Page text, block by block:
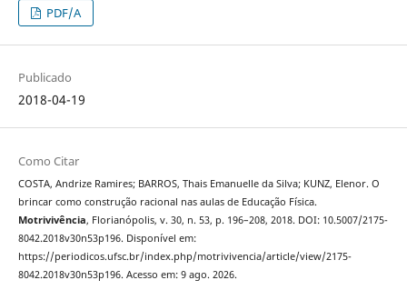
PDF/A
Publicado
2018-04-19
Como Citar
COSTA, Andrize Ramires; BARROS, Thais Emanuelle da Silva; KUNZ, Elenor. O
brincar como construção racional nas aulas de Educação Física.
Motrivivência, Florianópolis, v. 30, n. 53, p. 196–208, 2018. DOI: 10.5007/2175-
8042.2018v30n53p196. Disponível em:
https://periodicos.ufsc.br/index.php/motrivivencia/article/view/2175-
8042.2018v30n53p196. Acesso em: 9 ago. 2026.